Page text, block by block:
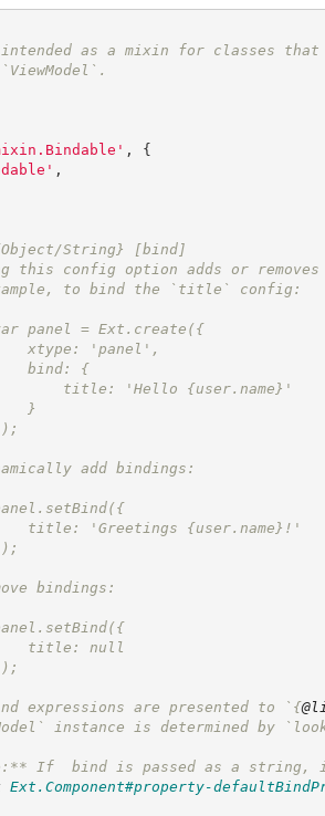
as a mixin for classes
' ,
{
' ,
String} [bind]
option adds or removes
to bind the `title` config:
= Ext.create({
'panel',
bind: {
title: 'Hello {user.name}'
}
add bindings:
'Greetings {user.name}!'
bindings:
title: null
are presented to ` {
is determined by
bind is passed as a string, it
Ext.Component#property-